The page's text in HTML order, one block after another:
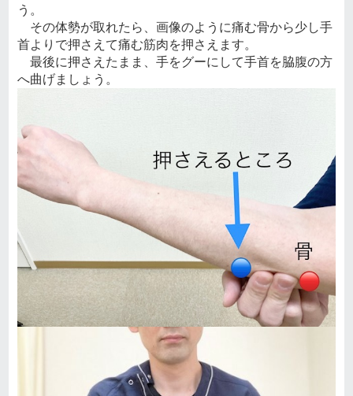
う。
その体勢が取れたら、画像のように痛む骨から少し手
首よりで押さえて痛む筋肉を押さえます。
最後に押さえたまま、手をグーにして手首を脇腹の方
へ曲げましょう。